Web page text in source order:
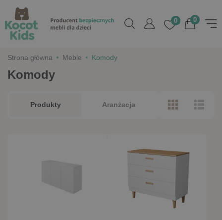
0
0
Strona główna Meble Komody
Komody
Produkty Aranżacja